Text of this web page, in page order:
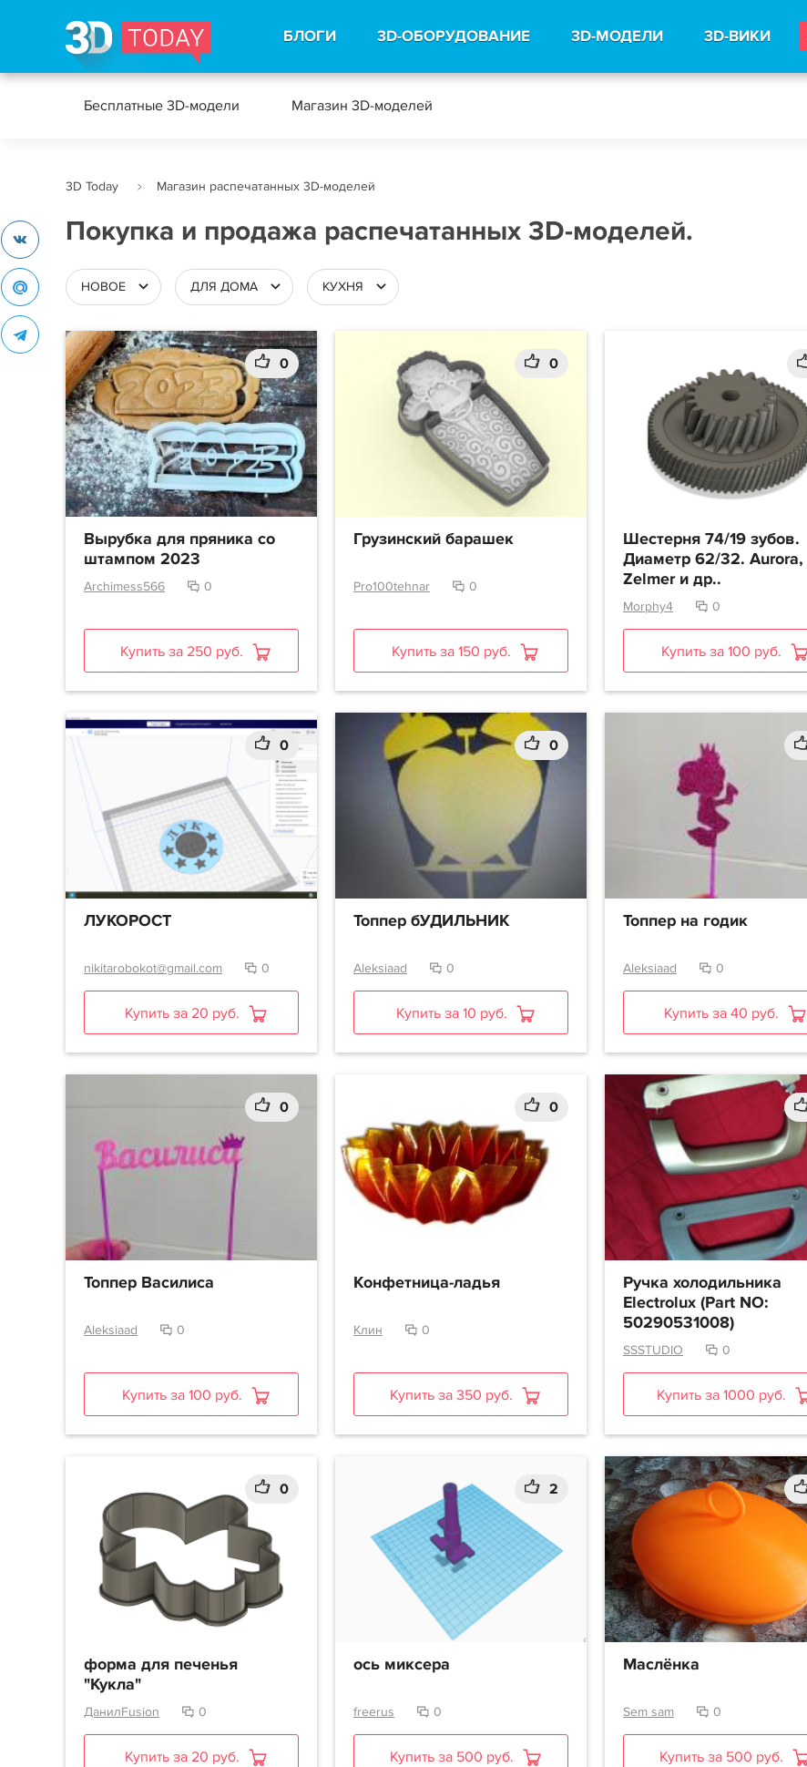
БЛОГИ 3D-ОБОРУДОВАНИЕ 3D-МОДЕЛИ 3D-ВИКИ
Бесплатные 3D-модели Магазин 3D-моделей
3D Today Магазин распечатанных 3D-моделей
Покупка и продажа распечатанных 3D-моделей.
НОВОЕ ДЛЯ ДОМА КУХНЯ
0
Вырубка для пряника со
штампом 2023
Archimess566 0
Купить за 250 руб.
0
Грузинский барашек
Pro100tehnar 0
Купить за 150 руб.
Шестерня 74/19 зубов.
Диаметр 62/32. Aurora,
Zelmer и др..
Morphy4 0
Купить за 100 руб.
0
ЛУКОРОСТ
nikitarobokot@gmail.com 0
Купить за 20 руб.
0
Топпер бУДИЛЬНИК
Aleksiaad 0
Купить за 10 руб.
Топпер на годик
Aleksiaad 0
Купить за 40 руб.
0
Топпер Василиса
Aleksiaad 0
Купить за 100 руб.
0
Конфетница-ладья
Клин 0
Купить за 350 руб.
Ручка холодильника
Electrolux (Part NO:
50290531008)
SSSTUDIO 0
Купить за 1000 руб.
0
форма для печенья
"Кукла"
ДанилFusion 0
Купить за 20 руб.
2
ось миксера
freerus 0
Купить за 500 руб.
Маслёнка
Sem sam 0
Купить за 500 руб.